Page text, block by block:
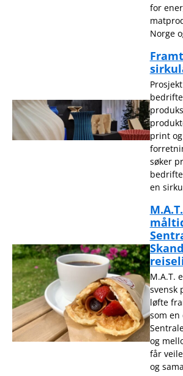
for
Norge
print
søker
en
M.A.T.
svensk
løfte
som en
og
får
og